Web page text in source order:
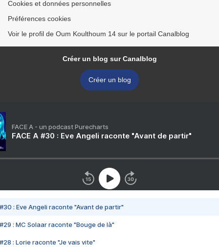
Cookies et données personnelles
Préférences cookies
Voir le profil de Oum Koulthoum 14 sur le portail Canalblog
Créer un blog sur Canalblog
Créer un blog
FACE A - un podcast Purecharts
FACE A #30 : Eve Angeli raconte "Avant de partir"
#30 : Eve Angeli raconte "Avant de partir"
#29 : MC Solaar raconte "Bouge de là"
#28 : Lorie raconte "Je vais vite"